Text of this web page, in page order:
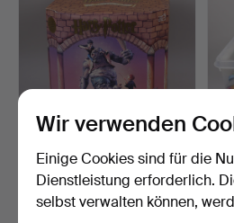
HARRY POTTER, Mattel,
"Battling the Mounta…
2 Tage
11
Wir verwenden
Einige Cookies sind für die
Dienstleistung erforderlich.
selbst verwalten können,